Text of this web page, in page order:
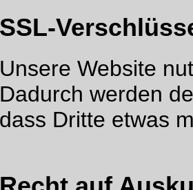
Unsere Website
Dadurch werden